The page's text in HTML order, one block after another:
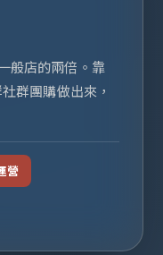
般店的兩倍。靠
群團購做出來，
營